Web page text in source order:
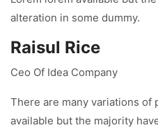
alteration in some dummy.
Raisul Rice
Ceo Of Idea Company
There are many variations of
available but the majority